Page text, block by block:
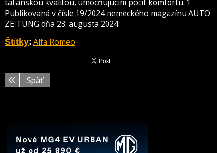
talianskou kvalitou, umocňujúcim pocit komfortu. 1
Publikovaná v čísle 19/2024 nemeckého magazínu AUTO
ZEITUNG dňa 28. augusta 2024
Štítky: Alfa Romeo
Späť